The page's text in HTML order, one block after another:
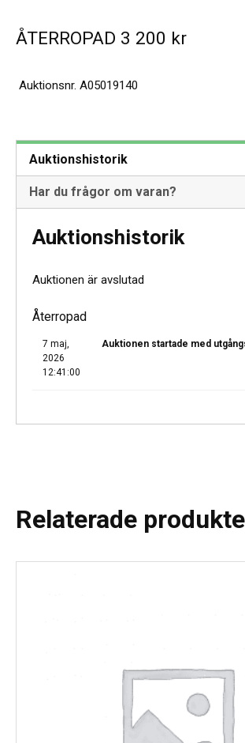
ÅTERROPAD 3 200 kr
Auktionsnr. A05019140
Auktionshistorik
Har du frågor om varan?
Auktionshistorik
Auktionen är avslutad
Återropad
7 maj,
2026
12:41:00
Auktionen startade med
Relaterade